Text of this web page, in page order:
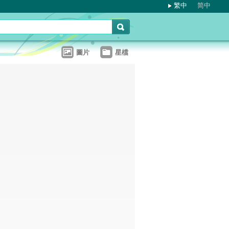
繁中 简中
圖片 星檔